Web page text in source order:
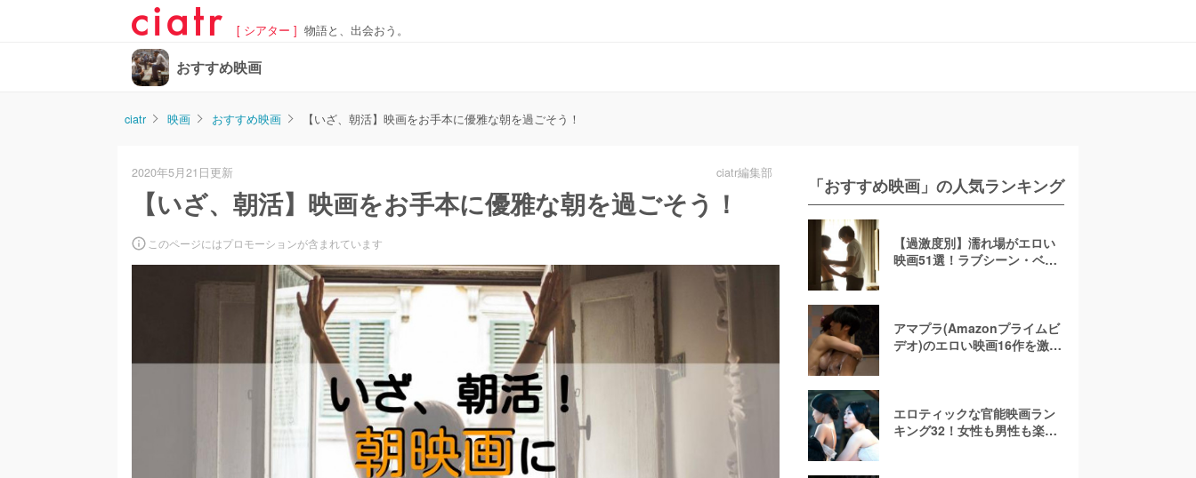
[ シアター ] 物語と、出会おう。
おすすめ映画
ciatr 映画 おすすめ映画 【いざ、朝活】映画をお手本に優雅な朝を過ごそう！
2020年5月21日更新 ciatr編集部
【いざ、朝活】映画をお手本に優雅な朝を過ごそう！
このページにはプロモーションが含まれています
「おすすめ映画」の人気ランキング
【過激度別】濡れ場がエロい
映画51選！ラブシーン・ベッ
アマプラ(Amazonプライムビ
デオ)のエロい映画16作を激
エロティックな官能映画ラン
キング32！女性も男性も楽し